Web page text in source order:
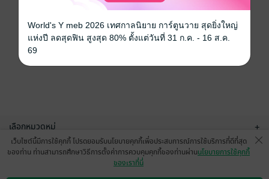
เลือกหมวดหมู่ +
บริการช่วยเหลือ
เว็บไซต์นี้มีการใช้คุกกี้ โปรดยอมรับนโยบายคุกกี้เพื่อประสบการณ์การใช้บริการที่ดีที่สุด
ของท่าน ท่านสามารถศึกษาวิธีการตั้งค่าการควบคุมคุกกี้ของท่านผ่านนโยบายการใช้คุกกี้
ของเราที่นี่
World's Y meb 2026 เทศกาลนิยาย การ์ตูนวาย สุดยิ่งใหญ่
แห่งปี ลดสุดฟิน สูงสุด 80% ตั้งแต่วันที่ 31 ก.ค. - 16 ส.ค.
69